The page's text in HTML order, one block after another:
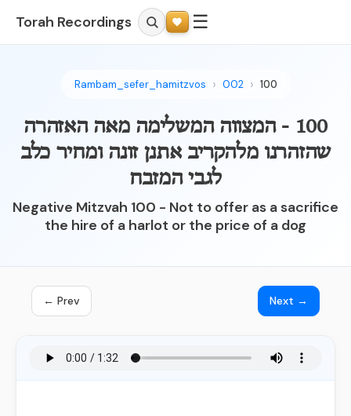
Torah Recordings ☰
Rambam_sefer_hamitzvos 002 100
100 - המצווה המשלימה מאה האזהרה
שהזהרנו מלהקריב אתנן זונה ומחיר כלב
לגבי המזבח
Negative Mitzvah 100 - Not to offer as a sacrifice
the hire of a harlot or the price of a dog
← Prev Next →